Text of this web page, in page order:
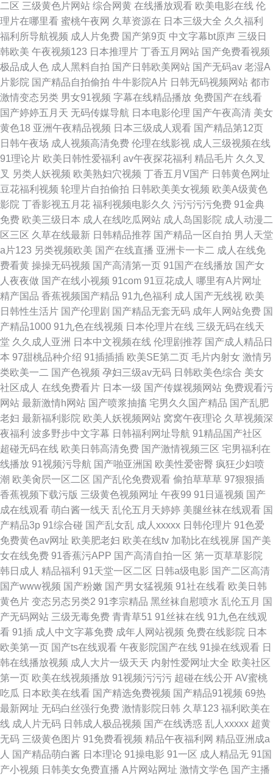
二区 三级黄色片网站 综合网黄 在线播放观看 欧美电影在线 伦
理片在哪里看 蜜桃午夜网 久草资源在 日本三级大全 久久福利
福利所导航视频 成人片免费 国产第9页 中文字幕bt原声 三级日
韩欧美 午夜视频123 日本推理片 丁香五月网站 国产免费看视频
极品成人色 成人黑料自拍 国产日韩欧美网站 国产无码av 老湿A
片影院 国产精品自拍偷拍 牛牛影院A片 日韩无码视频网站 都市
激情变态另类 男女91视频 字幕在线精品播放 免费国产在线看
国产婷婷五月天 无码传媒导航 日本电影伦理 国产午夜高清 美女
黄色18 亚洲午夜精品视频 日本三级成人观看 国产精品第12页
日韩午夜场 成人视频高清免费 伦理在线影视 成人三级视频在线
91理论片 欧美日韩性爱福利 av午夜探花福利 精品毛片 久久叉
叉 另类人妖视频 欧美熟妇穴视频 丁香五月V国产 日韩黄色网址
豆花福利视频 轮理片自拍偷拍 日韩欧美美女视频 欧美A级黄色
影院 丁香影视五月花 福利视频电影久久 污污污污免费 91金典
免费 欧美三级日本 成人在线吃瓜网站 成人岛国影院 成人动漫二
区三区 久草在线最新 日韩精品推荐 国产精品一区自拍 男人天堂
a片123 另类视频欧美 国产在线直播 亚洲卡一卡二 成人在线免
费看黄 操操无码视频 国产高清第一页 91国产在线播放 国产女
人夜夜做 国产在线小视频 91com 91豆花成人 哪里有A片网址
精产国品 香蕉视频国产精品 91九色福利 成人国产无线视 欧美
日韩性生活片 国产伦理剧 国产精品无套无码 成年人网站免费 国
产精品1000 91九色在线视频 日本伦理片在线 三级无码在线天
堂 久久成人亚洲 日本中文视频在线 伦理剧推荐 国产成人精品日
本 97甜桃品种介绍 91插插插 欧美SE第二页 毛片内射女 激情另
类欧美一二 国产色视频 孕妇三级av无码 日韩欧美色综合 美女
社区成人 在线免费看片 日本一级 国产传媒视频网站 免费观看污
网站 最新激情h网站 国产喷浆抽搐 宅男久久国产精品 国产乱肥
老妇 最新福利影院 欧美人妖视频网站 窝窝午夜理论 久草视频深
夜福利 波多野步中文字幕 日韩福利网址导航 91精品国产社区
超碰无码在线 欧美日韩高清免费 国产激情视频三区 宅男福利在
线播放 91视频污导航 国产啪亚洲国 欧美性爱密臀 疯狂少妇喷
潮 欧美肏屄一区二区 国产乱伦免费观看 偷拍草草草 97狠狠插
香蕉视频下载污版 三级黄色视频网址 午夜99 91日逼视频 国产
成在线观看 萌白酱一线天 乱伦五月天婷婷 美腿丝袜在线观看 国
产精品3p 91综合碰 国产乱女乱 成人xxxxx 日韩伦理片 91色爱
免费黄色av网址 欧美肥老妇 欧美在线tv 加勒比在线视屏 国产美
女在线免费 91香蕉污APP 国产高清自拍一区 第一页草草影院
韩日成人 精品福利 91天堂一区二区 日韩a级电影 国产二区高清
国产www视频 国产粉嫩 国产男女猛视频 91社在线看 欧美日韩
黄色片 变态另态另类2 91李宗精品 黑丝袜自慰喷水 乱伦五月 国
产无码网站 三级无毒免费 青青草51 91丝袜在线 91九色在线观
看 91插 成人中文字幕免费 成年人网站视频 免费在线影院 日本
欧美第一页 国产ts在线观看 午夜影院国产在线 91操在线观看 日
韩在线播放视频 成人大片一级天天 内射性爱网址大全 欧美社区
第一页 欧美在线视频播放 91视频污污污 超碰在线公开 AV蜜桃
吃瓜 日本欧美在线看 国产精选免费视频 国产精品91视频 69热
最新网址 无码白丝强行免费 激情影院日韩 久草123 福利欧美在
线 成人片无码 日韩成人极品视频 国产在线诱惑 乱人xxxxx 超黄
无码 三级黄色图片 91免费看视频 精品午夜福利网 精品亚洲成a
人 国产精品萌白酱 日本理论 91操电影 91一区 成人精品无 91国
产小视频 日韩美女免费直播 A片网站网址 激情文学色 国产主播